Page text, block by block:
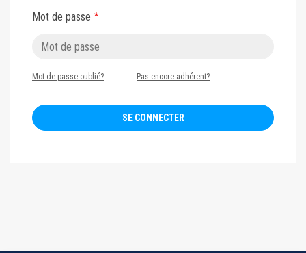
Mot de passe
Mot de passe oublié? Pas encore adhérent?